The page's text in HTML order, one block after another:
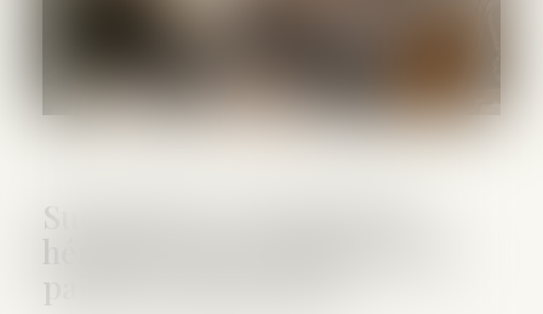
Succession : pourquoi les
héritiers d'un compte-titres
paient-ils plus cher ?